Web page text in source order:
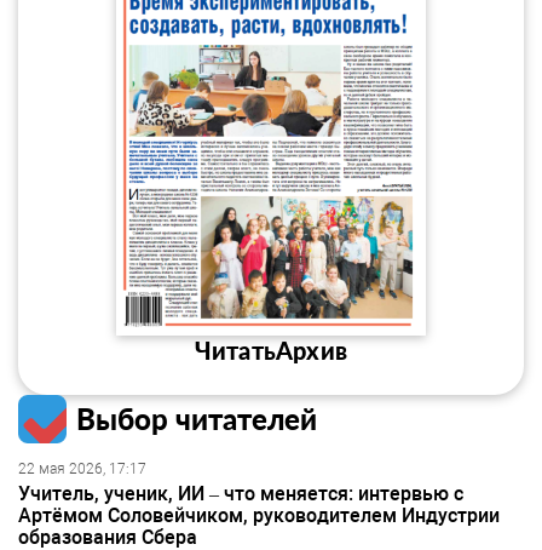
ЧитатьАрхив
Выбор читателей
22 мая 2026, 17:17
Учитель, ученик, ИИ – что меняется: интервью с
Артёмом Соловейчиком, руководителем Индустрии
образования Сбера